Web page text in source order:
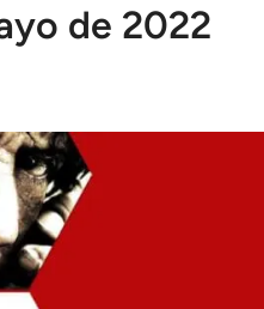
de 2022